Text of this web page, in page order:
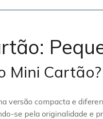
Mini Cartão?
versão compacta e
se pela originalidade e